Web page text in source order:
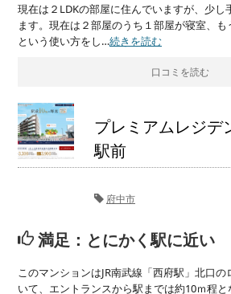
現在は２LDKの部屋に住んでいますが、少し
ます。現在は２部屋のうち１部屋が寝室、
という使い方をし…続きを読む
口コミを読む
プレミアムレジデ
駅前
府中市
満足：とにかく駅に近い
このマンションはJR南武線「西府駅」北口
いて、エントランスから駅までは約10ｍ程